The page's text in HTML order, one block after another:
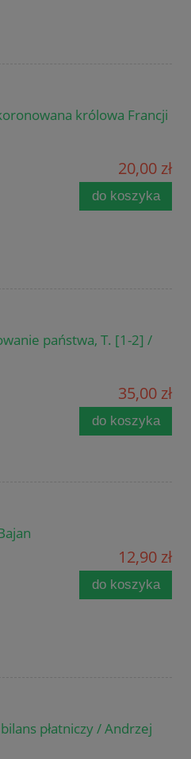
królowa Francji
20,00 zł
do koszyka
państwa, T. [1-2] /
35,00 zł
do koszyka
12,90 zł
do koszyka
płatniczy / Andrzej